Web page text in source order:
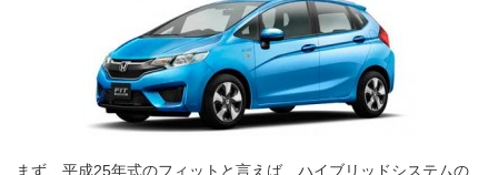
まず、平成25年式のフィットと言えば、ハイブリッドシステムの